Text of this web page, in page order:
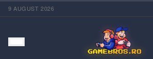
9 AUGUST 2026